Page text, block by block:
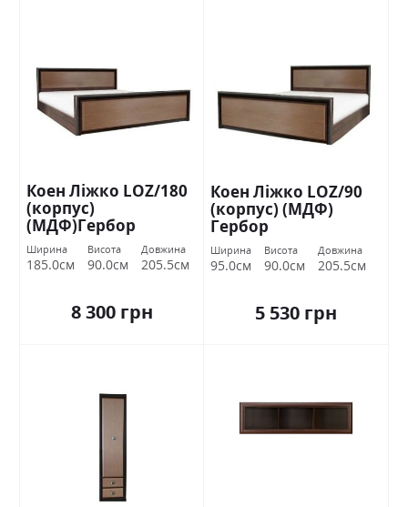
Коен Ліжко LOZ/180
(корпус)
(МДФ)Гербор
Ширина
185.0см
Висота
90.0см
Довжина
205.5см
8 300 грн
Коен Ліжко LOZ/90
(корпус) (МДФ)
Гербор
Ширина
95.0см
Висота
90.0см
Довжина
205.5см
5 530 грн